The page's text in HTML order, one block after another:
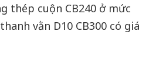
thép cuộn CB240 ở mức
vằn D10 CB300 có giá